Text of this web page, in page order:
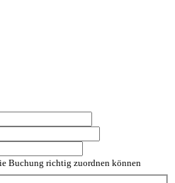
Buchung richtig zuordnen können